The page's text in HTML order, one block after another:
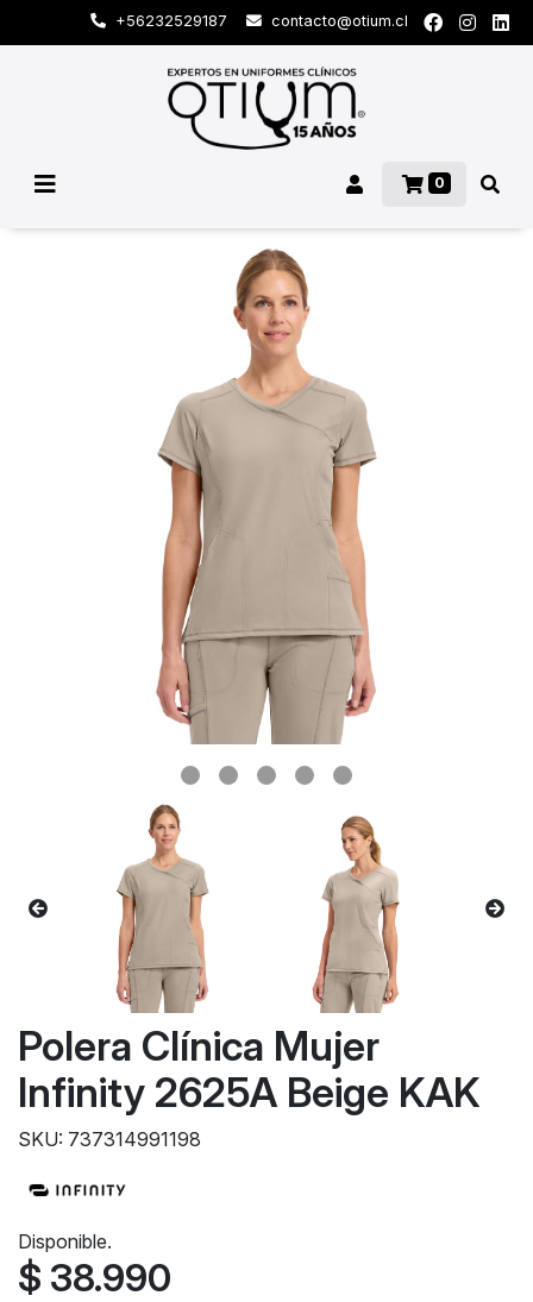
+56232529187 contacto@otium.cl
0
Polera Clínica Mujer
Infinity 2625A Beige KAK
SKU: 737314991198
Disponible.
$ 38.990